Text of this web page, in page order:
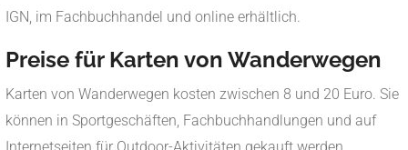
IGN, im Fachbuchhandel und online erhältlich.
Preise für Karten von Wanderwegen
Karten von Wanderwegen kosten zwischen 8 und 20 Euro. Sie
können in Sportgeschäften, Fachbuchhandlungen und auf